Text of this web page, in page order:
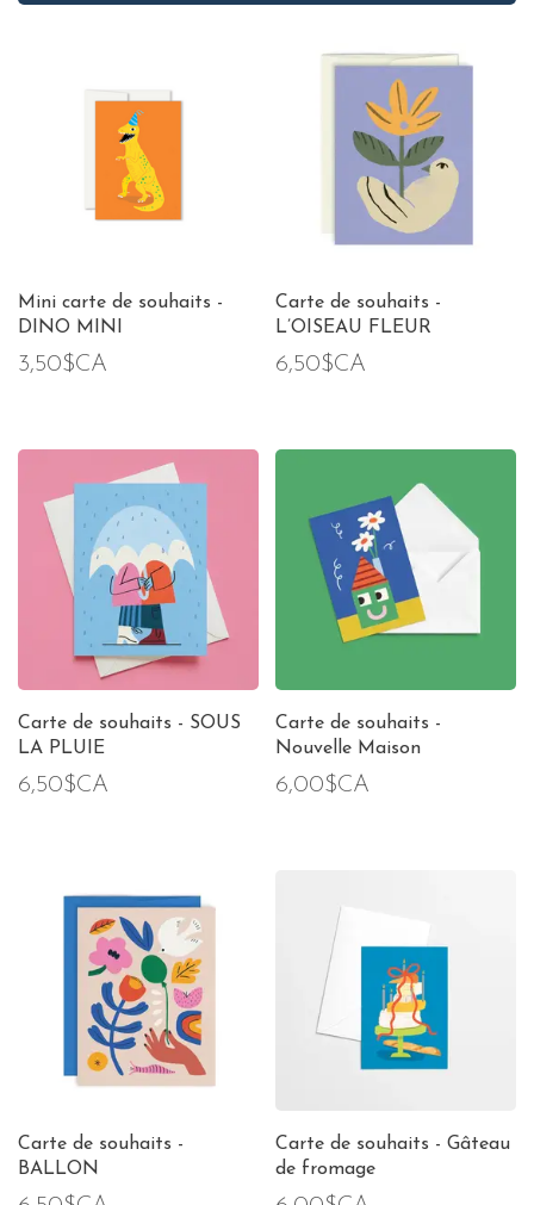
Mini carte de souhaits -
DINO MINI
3,50$CA
Carte de souhaits -
L’OISEAU FLEUR
6,50$CA
Carte de souhaits - SOUS
LA PLUIE
6,50$CA
Carte de souhaits -
Nouvelle Maison
6,00$CA
Carte de souhaits -
BALLON
Carte de souhaits - Gâteau
de fromage